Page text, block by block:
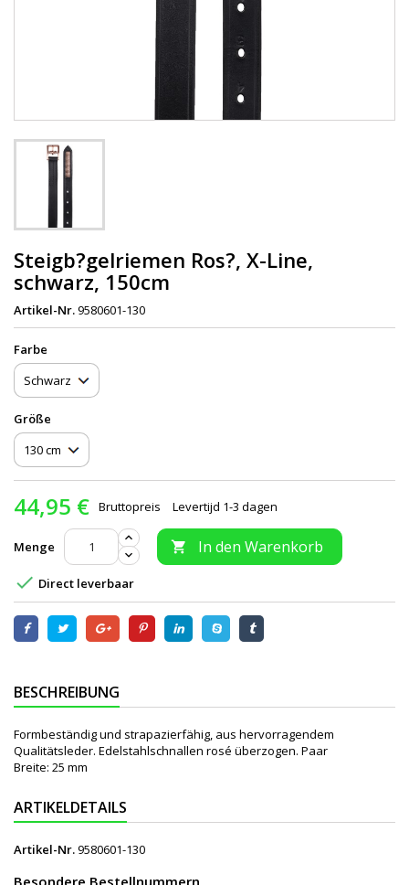
Steigb?gelriemen Ros?, X-Line,
schwarz, 150cm
Artikel-Nr.9580601-130
Farbe
Größe
44,95 € Bruttopreis Levertijd 1-3 dagen
Menge  In den Warenkorb
 Direct leverbaar
BESCHREIBUNG
Formbeständig und strapazierfähig, aus hervorragendem
Qualitätsleder. Edelstahlschnallen rosé überzogen. Paar
Breite: 25 mm
ARTIKELDETAILS
Artikel-Nr.9580601-130
Besondere Bestellnummern